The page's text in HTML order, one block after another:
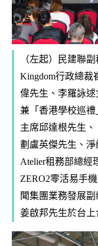
（左起）民建聯
Kingdom行政總裁
偉先生、李羅詠
兼「香港學校巡
主席邱達根先生
劃盧英傑先生、淨
Atelier租務部總經
ZERO2零活易手
聞集團業務發展
姜啟邦先生於台上